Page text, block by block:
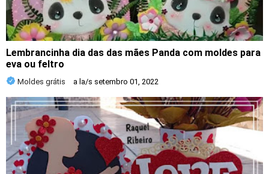
Lembrancinha dia das das mães Panda com moldes para
eva ou feltro
Moldes grátis a la/s setembro 01, 2022